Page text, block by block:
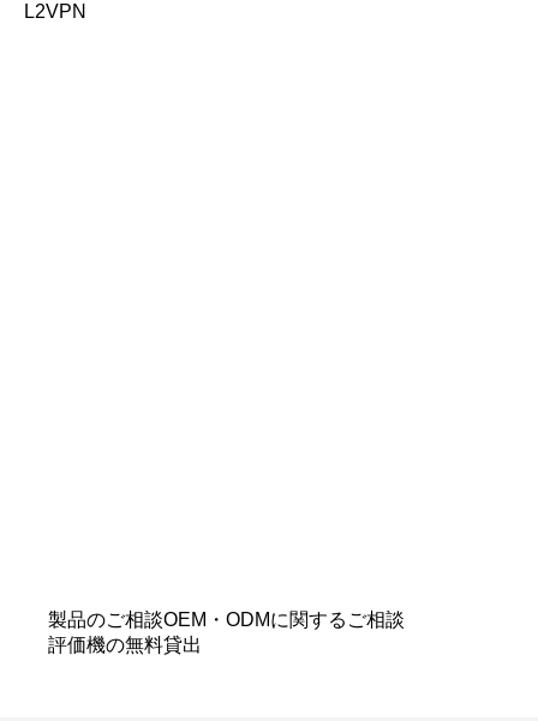
L2VPN
製品のご相談OEM・ODMに関するご相談
評価機の無料貸出